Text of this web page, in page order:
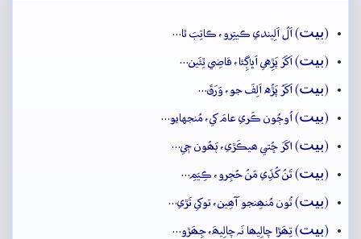
(بيت) اَلُ اَلِيندي ڪيتِرو، ڪاتِبَ ٿا…
(بيت) اَکَرَ پَڙِهي اَڀاڳِئا، قاضِي ٿِئَين…
(بيت) اَکَرُ پَڙُه اَلِفَ جو، وَرَقَ…
(بيت) اُوڄُون ڪَري عامَ کي، مُنجهايو…
(بيت) اکَرَ ڇُتي ھيڪَڙي، ٻَھُون جٖي…
(بيت) تَنُ کُڏِي مَنُ حُجِرو، ڪِيَمِ…
(بيت) تُون مُنھِنجو آھِين، توکي تَڙي…
(بيت) تِھَڙا چالِيھا نَہ چالِيھَ، جِھَڙو…